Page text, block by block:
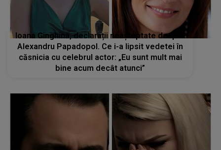
Ioana Ginghină, declarații neașteptate despre
Alexandru Papadopol. Ce i-a lipsit vedetei în
căsnicia cu celebrul actor: „Eu sunt mult mai
bine acum decât atunci”